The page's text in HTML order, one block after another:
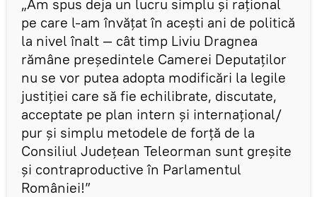
„Am spus deja un lucru simplu și rațional
pe care l-am învățat în acești ani de politică
la nivel înalt — cât timp Liviu Dragnea
rămâne președintele Camerei Deputaților
nu se vor putea adopta modificări la legile
justiției care să fie echilibrate, discutate,
acceptate pe plan intern și internațional/
pur și simplu metodele de forță de la
Consiliul Județean Teleorman sunt greșite
și contraproductive în Parlamentul
României!”